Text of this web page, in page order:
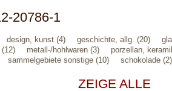
20786-1
design, kunst (4) geschichte, allg. (20)
metall-/hohlwaren (3)
porzellan,
sammelgebiete sonstige (10)
schokolade (2)
ZEIGE ALLE